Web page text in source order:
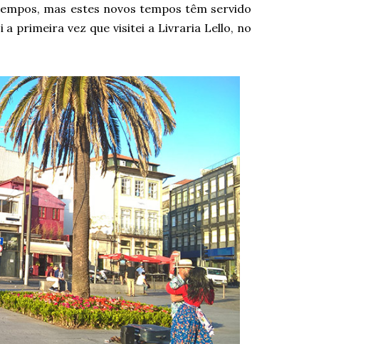
mas estes novos tempos têm servido
primeira vez que visitei a Livraria Lello, no